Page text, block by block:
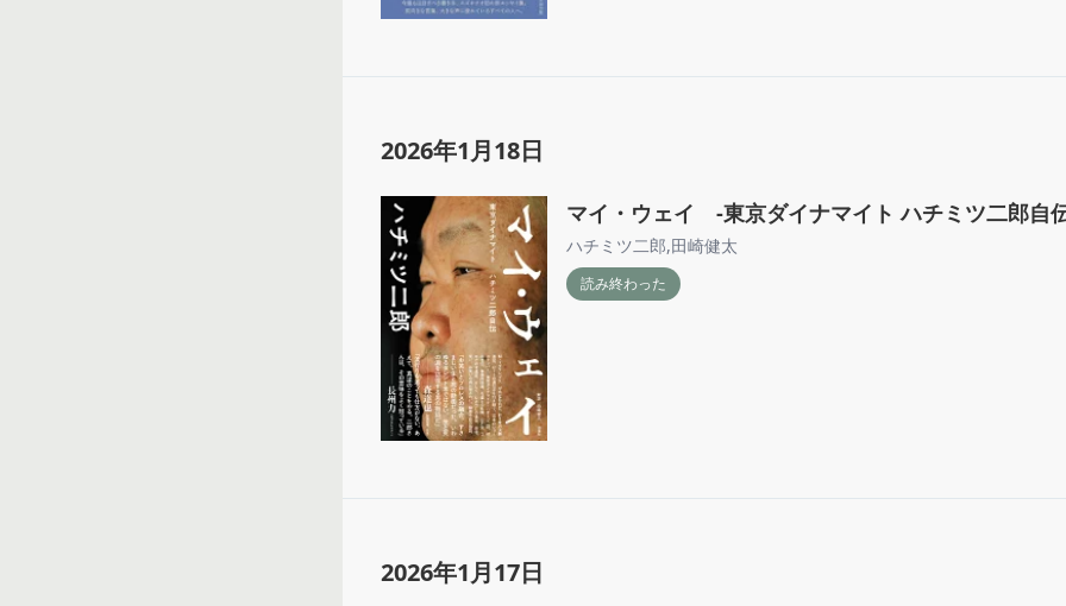
2026年1月18日
マイ・ウェイ -東京ダイナマイト ハチミツ二郎自
ハチミツ二郎,田崎健太
読み終わった
2026年1月17日